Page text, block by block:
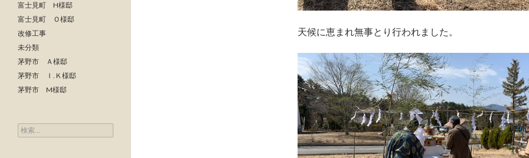
天候に恵まれ無事とり行われました。
富士見町 H様邸
富士見町 Ｏ様邸
改修工事
未分類
茅野市 Ａ様邸
茅野市 Ｉ.Ｋ様邸
茅野市 M様邸
検索: